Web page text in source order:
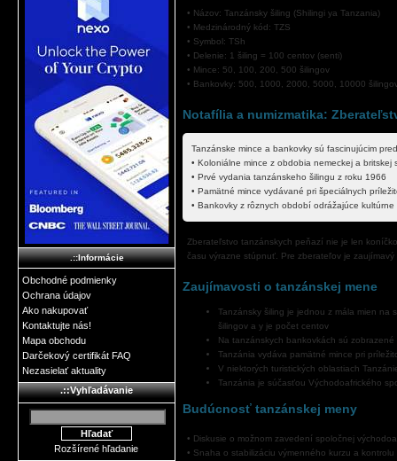
.::Informácie
Obchodné podmienky
Ochrana údajov
Ako nakupovať
Kontaktujte nás!
Mapa obchodu
Darčekový certifikát FAQ
Nezasielať aktuality
.::Vyhľadávanie
Rozšírené hľadanie
• Názov: Tanzánsky šiling (Shilingi ya Tanzania)
• Medzinárodný kód: TZS
• Symbol: TSh
• Delenie: 1 šiling = 100 centov (senti)
• Mince: 50, 100, 200, 500 šilingov
• Bankovky: 500, 1000, 2000, 5000, 10000
Notafília a numizmatika:
Tanzánske mince a bankovky sú fascinujúcim
• Koloniálne mince z obdobia nemeckej a britskej
• Prvé vydania tanzánskeho šilingu z roku 1966
• Pamätné mince vydávané pri špeciálnych
• Bankovky z rôznych období odrážajúce
Zberateľstvo tanzánskych peňazí nie je len
času výrazne stúpnuť. Pre zberateľov je
Zaujímavosti o tanzánskej mene
Tanzánsky šiling je jednou z mála mien na
šilingov a y je počet centov
Na tanzánskych bankovkách sú
Tanzánia vydáva pamätné mince pri
V niektorých turistických oblastiach
Tanzánia je súčasťou Východoafrického
Budúcnosť tanzánskej meny
• Diskusie o možnom zavedení spoločnej
• Snaha o stabilizáciu výmenného kurzu a kontrolu